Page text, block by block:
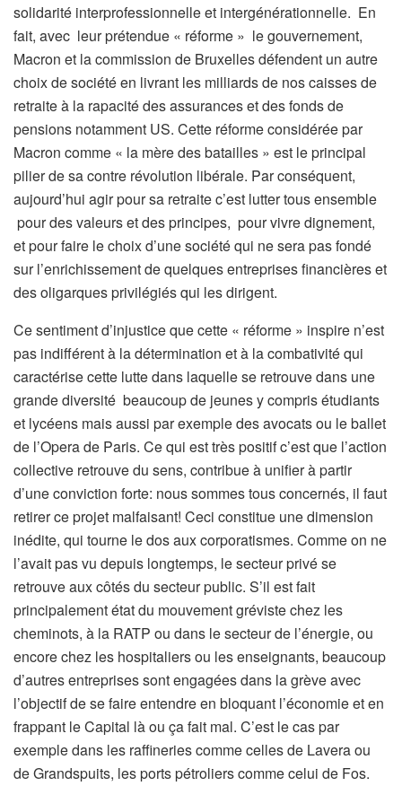
solidarité interprofessionnelle et intergénérationnelle. En
fait, avec leur prétendue « réforme » le gouvernement,
Macron et la commission de Bruxelles défendent un autre
choix de société en livrant les milliards de nos caisses de
retraite à la rapacité des assurances et des fonds de
pensions notamment US. Cette réforme considérée par
Macron comme « la mère des batailles » est le principal
pilier de sa contre révolution libérale. Par conséquent,
aujourd’hui agir pour sa retraite c’est lutter tous ensemble
pour des valeurs et des principes, pour vivre dignement,
et pour faire le choix d’une société qui ne sera pas fondé
sur l’enrichissement de quelques entreprises financières et
des oligarques privilégiés qui les dirigent.
Ce sentiment d’injustice que cette « réforme » inspire n’est
pas indifférent à la détermination et à la combativité qui
caractérise cette lutte dans laquelle se retrouve dans une
grande diversité beaucoup de jeunes y compris étudiants
et lycéens mais aussi par exemple des avocats ou le ballet
de l’Opera de Paris. Ce qui est très positif c’est que l’action
collective retrouve du sens, contribue à unifier à partir
d’une conviction forte: nous sommes tous concernés, il faut
retirer ce projet malfaisant! Ceci constitue une dimension
inédite, qui tourne le dos aux corporatismes. Comme on ne
l’avait pas vu depuis longtemps, le secteur privé se
retrouve aux côtés du secteur public. S’il est fait
principalement état du mouvement gréviste chez les
cheminots, à la RATP ou dans le secteur de l’énergie, ou
encore chez les hospitaliers ou les enseignants, beaucoup
d’autres entreprises sont engagées dans la grève avec
l’objectif de se faire entendre en bloquant l’économie et en
frappant le Capital là ou ça fait mal. C’est le cas par
exemple dans les raffineries comme celles de Lavera ou
de Grandspuits, les ports pétroliers comme celui de Fos.